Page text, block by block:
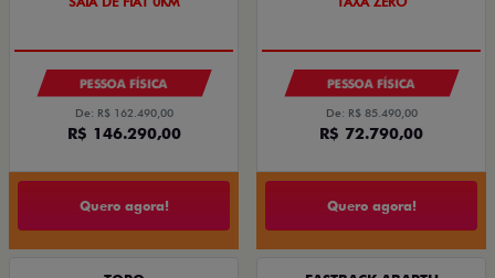
PESSOA FÍSICA
De: R$ 162.490,00
R$ 146.290,00
Quero agora!
PESSOA FÍSICA
De: R$ 85.490,00
R$ 72.790,00
Quero agora!